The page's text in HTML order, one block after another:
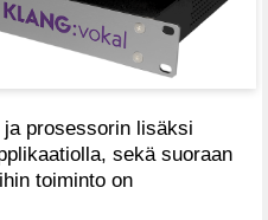
prosessorin lisäksi
sekä suoraan
toiminto on